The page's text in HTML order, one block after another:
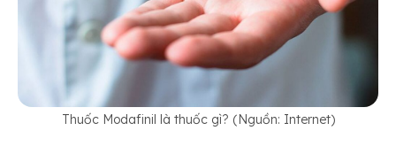
Thuốc Modafinil là thuốc gì? (Nguồn: Internet)